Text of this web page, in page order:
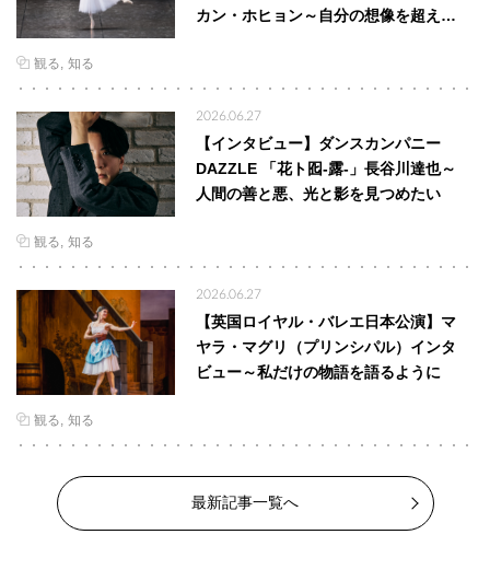
カン・ホヒョン～自分の想像を超え…
観る 知る
2026.06.27
【インタビュー】ダンスカンパニー
DAZZLE 「花ト囮-露-」長谷川達也～
人間の善と悪、光と影を見つめたい
観る 知る
2026.06.27
【英国ロイヤル・バレエ日本公演】マ
ヤラ・マグリ（プリンシパル）インタ
ビュー～私だけの物語を語るように
観る 知る
最新記事一覧へ